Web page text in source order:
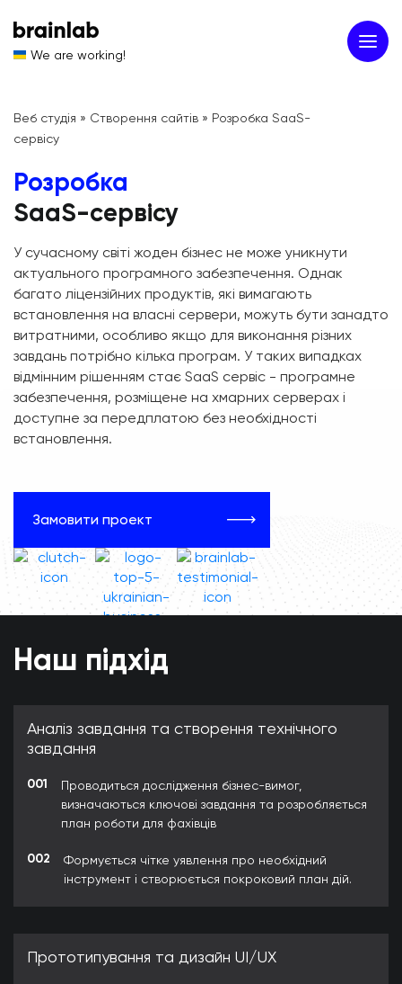
We are working!
Веб студія » Створення сайтів » Розробка SaaS-
сервісу
Розробка
SaaS-сервісу
У сучасному світі жоден бізнес не може уникнути
актуального програмного забезпечення. Однак
багато ліцензійних продуктів, які вимагають
встановлення на власні сервери, можуть бути занадто
витратними, особливо якщо для виконання різних
завдань потрібно кілька програм. У таких випадках
відмінним рішенням стає SaaS сервіс - програмне
забезпечення, розміщене на хмарних серверах і
доступне за передплатою без необхідності
встановлення.
Замовити проект
Наш підхід
Аналіз завдання та створення технічного
завдання
001
Проводиться дослідження бізнес-вимог,
визначаються ключові завдання та розробляється
план роботи для фахівців
002
Формується чітке уявлення про необхідний
інструмент і створюється покроковий план дій.
Прототипування та дизайн UI/UX